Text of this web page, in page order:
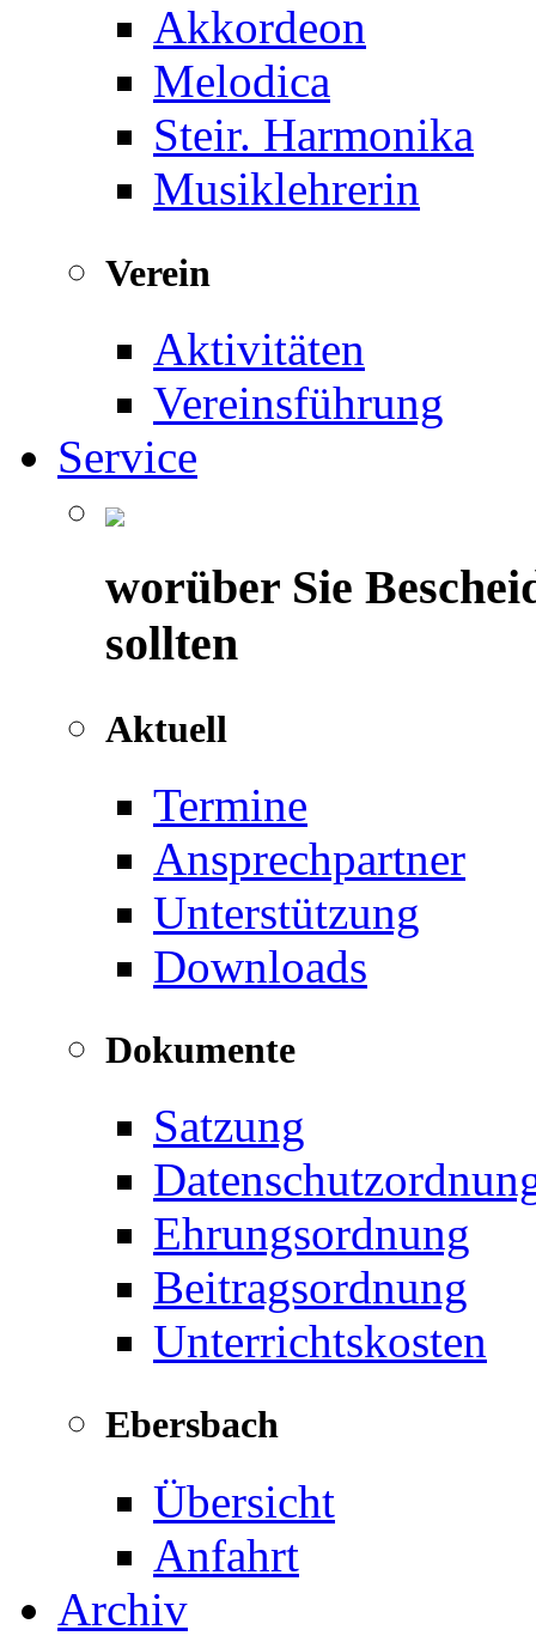
Akkordeon
Melodica
Steir. Harmonika
Musiklehrerin
Verein
Aktivitäten
Vereinsführung
Service
worüber Sie
sollten
Aktuell
Termine
Ansprechpartner
Unterstützung
Downloads
Dokumente
Satzung
Ehrungsordnung
Beitragsordnung
Unterrichtskosten
Ebersbach
Übersicht
Anfahrt
Archiv